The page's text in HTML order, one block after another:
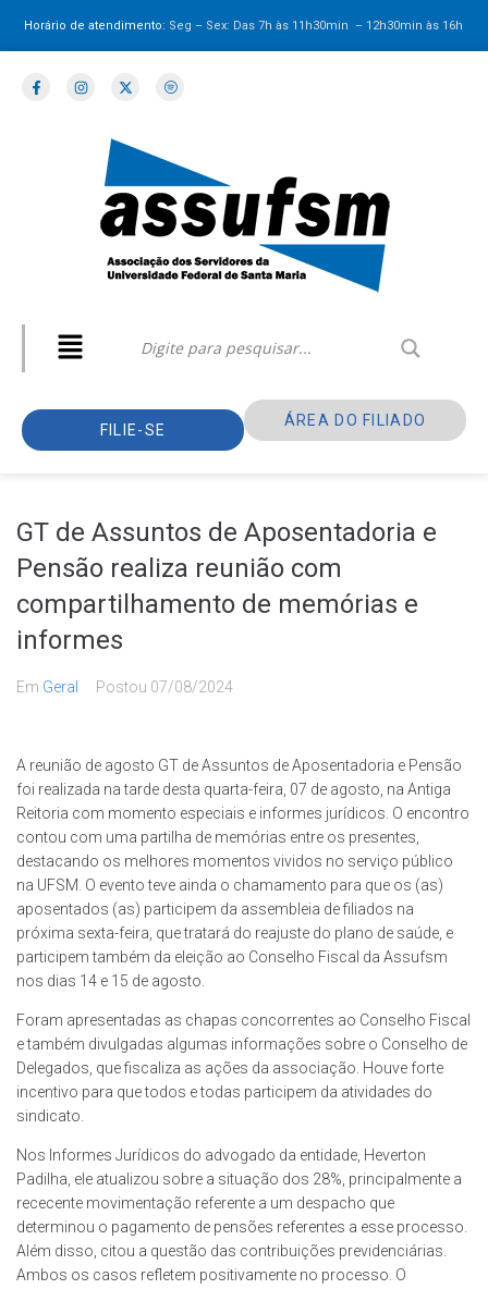
Horário de atendimento: Seg – Sex: Das 7h às 11h30min – 12h30minàs 16h
FILIE-SE
ÁREA DO FILIADO
GT de Assuntos de Aposentadoria e
Pensão realiza reunião com
compartilhamento de memórias e
informes
Em Geral Postou 07/08/2024
A reunião de agosto GT de Assuntos de Aposentadoria e Pensão
foi realizada na tarde desta quarta-feira, 07 de agosto, na Antiga
Reitoria com momento especiais e informes jurídicos. O encontro
contou com uma partilha de memórias entre os presentes,
destacando os melhores momentos vividos no serviço público
na UFSM. O evento teve ainda o chamamento para que os (as)
aposentados (as) participem da assembleia de filiados na
próxima sexta-feira, que tratará do reajuste do plano de saúde, e
participem também da eleição ao Conselho Fiscal da Assufsm
nos dias 14 e 15 de agosto.
Foram apresentadas as chapas concorrentes ao Conselho Fiscal
e também divulgadas algumas informações sobre o Conselho de
Delegados, que fiscaliza as ações da associação. Houve forte
incentivo para que todos e todas participem da atividades do
sindicato.
Nos Informes Jurídicos do advogado da entidade, Heverton
Padilha, ele atualizou sobre a situação dos 28%, principalmente a
rececente movimentação referente a um despacho que
determinou o pagamento de pensões referentes a esse processo.
Além disso, citou a questão das contribuições previdenciárias.
Ambos os casos refletem positivamente no processo. O